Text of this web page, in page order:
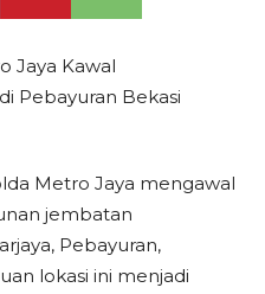
Jaya Kawal
Pebayuran Bekasi
Metro Jaya mengawal
jembatan
Pebayuran,
lokasi ini menjadi